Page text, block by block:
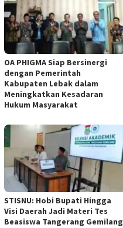
OA PHIGMA Siap Bersinergi
dengan Pemerintah
Kabupaten Lebak dalam
Meningkatkan Kesadaran
Hukum Masyarakat
STISNU: Hobi Bupati Hingga
Visi Daerah Jadi Materi Tes
Beasiswa Tangerang Gemilang